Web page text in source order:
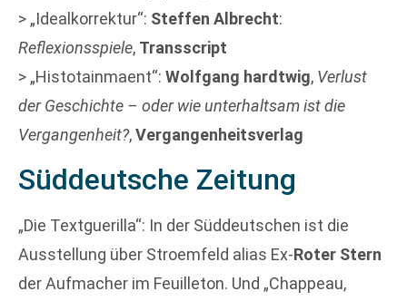
> „Idealkorrektur“: Steffen Albrecht:
Reflexionsspiele, Transscript
> „Histotainmaent“: Wolfgang hardtwig, Verlust
der Geschichte – oder wie unterhaltsam ist die
Vergangenheit?,Vergangenheitsverlag
Süddeutsche Zeitung
„Die Textguerilla“: In der Süddeutschen ist die
Ausstellung über Stroemfeld alias Ex-Roter Stern
der Aufmacher im Feuilleton. Und „Chappeau,